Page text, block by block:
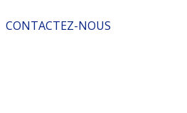
CONTACTEZ-NOUS